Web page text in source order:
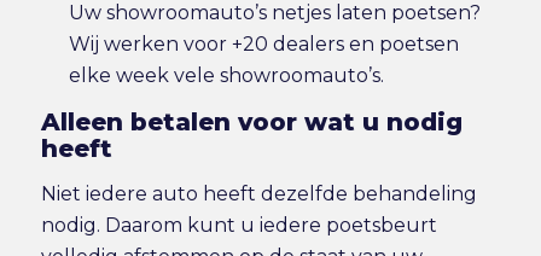
Uw showroomauto’s netjes laten poetsen?
Wij werken voor +20 dealers en poetsen
elke week vele showroomauto’s.
Alleen betalen voor wat u nodig
heeft
Niet iedere auto heeft dezelfde behandeling
nodig. Daarom kunt u iedere poetsbeurt